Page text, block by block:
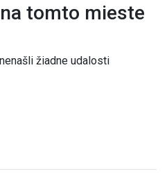
tomto mieste
žiadne udalosti